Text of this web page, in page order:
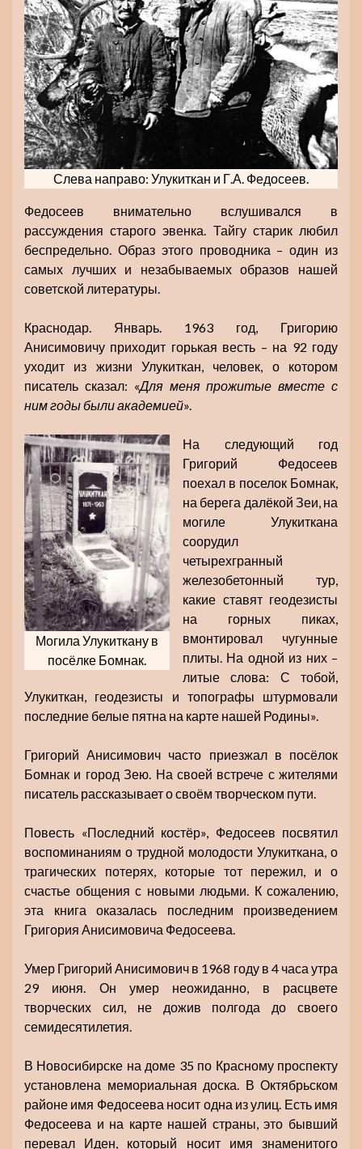
Слева направо: Улукиткан и Г.А. Федосеев.
Федосеев внимательно вслушивался в
рассуждения старого эвенка. Тайгу старик любил
беспредельно. Образ этого проводника – один из
самых лучших и незабываемых образов нашей
советской литературы.
Краснодар. Январь. 1963 год, Григорию
Анисимовичу приходит горькая весть – на 92 году
уходит из жизни Улукиткан, человек, о котором
писатель сказал: «Для меня прожитые вместе с
ним годы были академией».
Могила Улукиткану в
посёлке Бомнак.
На следующий год
Григорий Федосеев
поехал в поселок Бомнак,
на берега далёкой Зеи, на
могиле Улукиткана
соорудил
четырехгранный
железобетонный тур,
какие ставят геодезисты
на горных пиках,
вмонтировал чугунные
плиты. На одной из них –
литые слова: С тобой,
Улукиткан, геодезисты и топографы штурмовали
последние белые пятна на карте нашей Родины».
Григорий Анисимович часто приезжал в посёлок
Бомнак и город Зею. На своей встрече с жителями
писатель рассказывает о своём творческом пути.
Повесть «Последний костёр», Федосеев посвятил
воспоминаниям о трудной молодости Улукиткана, о
трагических потерях, которые тот пережил, и о
счастье общения с новыми людьми. К сожалению,
эта книга оказалась последним произведением
Григория Анисимовича Федосеева.
Умер Григорий Анисимович в 1968 году в 4 часа утра
29 июня. Он умер неожиданно, в расцвете
творческих сил, не дожив полгода до своего
семидесятилетия.
В Новосибирске на доме 35 по Красному проспекту
установлена мемориальная доска. В Октябрьском
районе имя Федосеева носит одна из улиц. Есть имя
Федосеева и на карте нашей страны, это бывший
перевал Иден, который носит имя знаменитого